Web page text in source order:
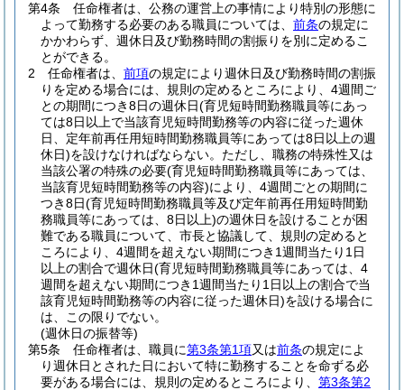
第4条
任命権者は、公務の運営上の事情により特別の形態に
よって勤務する必要のある職員については、 前条の規定に
かかわらず、週休日及び勤務時間の割振りを別に定めるこ
とができる。
2
任命権者は、 前項の規定により週休日及び勤務時間の割振
りを定める場合には、規則の定めるところにより、4週間ご
との期間につき8日の週休日(育児短時間勤務職員等にあっ
ては8日以上で当該育児短時間勤務等の内容に従った週休
日、定年前再任用短時間勤務職員等にあっては8日以上の週
休日)を設けなければならない。 ただし、職務の特殊性又は
当該公署の特殊の必要(育児短時間勤務職員等にあっては、
当該育児短時間勤務等の内容)により、4週間ごとの期間に
つき8日(育児短時間勤務職員等及び定年前再任用短時間勤
務職員等にあっては、8日以上)の週休日を設けることが困
難である職員について、市長と協議して、規則の定めると
ころにより、4週間を超えない期間につき1週間当たり1日
以上の割合で週休日(育児短時間勤務職員等にあっては、4
週間を超えない期間につき1週間当たり1日以上の割合で当
該育児短時間勤務等の内容に従った週休日)を設ける場合に
は、この限りでない。
(週休日の振替等)
第5条
任命権者は、職員に第3条第1項又は前条の規定によ
り週休日とされた日において特に勤務することを命ずる必
要がある場合には、規則の定めるところにより、 第3条第2